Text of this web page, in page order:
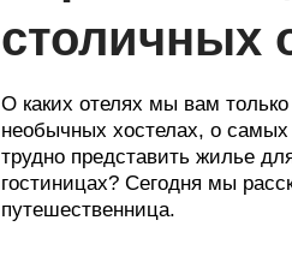
столичных
О каких отелях мы вам
необычных хостелах, о
трудно представить жилье
гостиницах? Сегодня мы
путешественница.